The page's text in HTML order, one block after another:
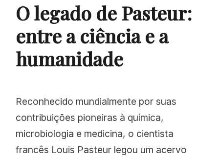
O legado de Pasteur:
entre a ciência e a
humanidade
Reconhecido mundialmente por suas
contribuições pioneiras à química,
microbiologia e medicina, o cientista
francês Louis Pasteur legou um acervo